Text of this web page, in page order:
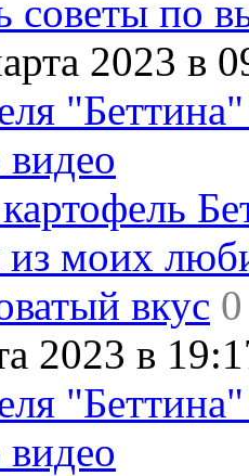
советы по
2023 в
моих
вкус 0
2023 в